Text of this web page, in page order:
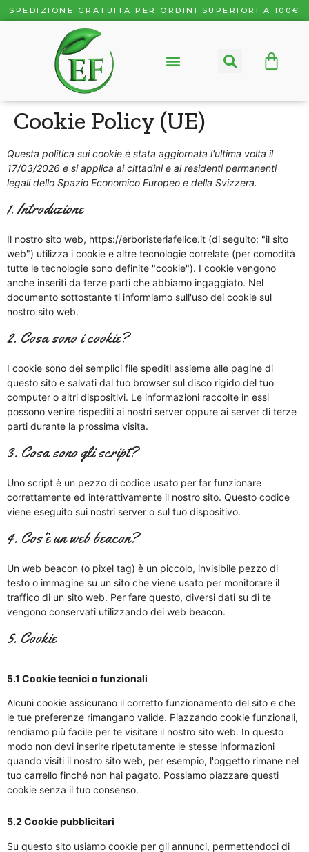
SPEDIZIONE GRATUITA PER ORDINI SUPERIORI A 100€
Cookie Policy (UE)
Questa politica sui cookie è stata aggiornata l'ultima volta il
17/03/2026 e si applica ai cittadini e ai residenti permanenti
legali dello Spazio Economico Europeo e della Svizzera.
1. Introduzione
Il nostro sito web, https://erboristeriafelice.it (di seguito: "il sito
web") utilizza i cookie e altre tecnologie correlate (per comodità
tutte le tecnologie sono definite "cookie"). I cookie vengono
anche inseriti da terze parti che abbiamo ingaggiato. Nel
documento sottostante ti informiamo sull'uso dei cookie sul
nostro sito web.
2. Cosa sono i cookie?
I cookie sono dei semplici file spediti assieme alle pagine di
questo sito e salvati dal tuo browser sul disco rigido del tuo
computer o altri dispositivi. Le informazioni raccolte in essi
possono venire rispediti ai nostri server oppure ai server di terze
parti durante la prossima visita.
3. Cosa sono gli script?
Uno script è un pezzo di codice usato per far funzionare
correttamente ed interattivamente il nostro sito. Questo codice
viene eseguito sui nostri server o sul tuo dispositivo.
4. Cos'è un web beacon?
Un web beacon (o pixel tag) è un piccolo, invisibile pezzo di
testo o immagine su un sito che viene usato per monitorare il
traffico di un sito web. Per fare questo, diversi dati su di te
vengono conservati utilizzando dei web beacon.
5. Cookie
5.1 Cookie tecnici o funzionali
Alcuni cookie assicurano il corretto funzionamento del sito e che
le tue preferenze rimangano valide. Piazzando cookie funzionali,
rendiamo più facile per te visitare il nostro sito web. In questo
modo non devi inserire ripetutamente le stesse informazioni
quando visiti il nostro sito web, per esempio, l'oggetto rimane nel
tuo carrello finché non hai pagato. Possiamo piazzare questi
cookie senza il tuo consenso.
5.2 Cookie pubblicitari
Su questo sito usiamo cookie per gli annunci, permettendoci di